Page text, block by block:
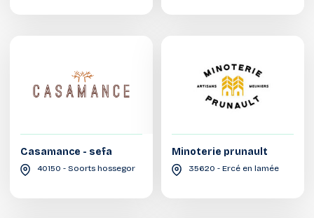
Casamance - sefa
40150 - Soorts hossegor
Minoterie prunault
35620 - Ercé en lamée